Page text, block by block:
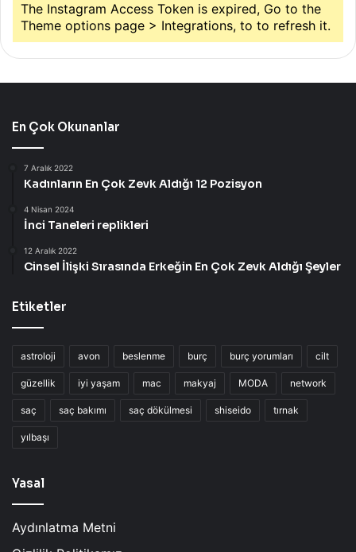
The Instagram Access Token is expired, Go to the
Theme options page > Integrations, to to refresh it.
En Çok Okunanlar
7 Aralık 2022
Kadınların En Çok Zevk Aldığı 12 Pozisyon
4 Nisan 2024
İnci Taneleri replikleri
12 Aralık 2022
Cinsel İlişki Sırasında Erkeğin En Çok Zevk Aldığı Şeyler
Etiketler
astroloji avon beslenme burç burç yorumları cilt
güzellik iyi yaşam mac makyaj MODA network
saç saç bakımı saç dökülmesi shiseido tırnak
yılbaşı
Yasal
Aydınlatma Metni